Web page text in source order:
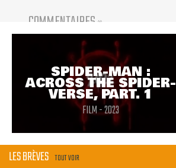
COMMENTAIRES (0)
SPIDER-MAN :
ACROSS THE SPIDER-
VERSE, PART. 1
FILM - 2023
LES BRÈVES TOUT VOIR